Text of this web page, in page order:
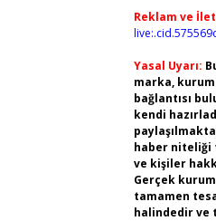
Reklam ve
Yasal Uyarı:
marka,
bağlantısı
kendi
haber niteliği
ve kişiler
Gerçek
tamamen
halindedir ve